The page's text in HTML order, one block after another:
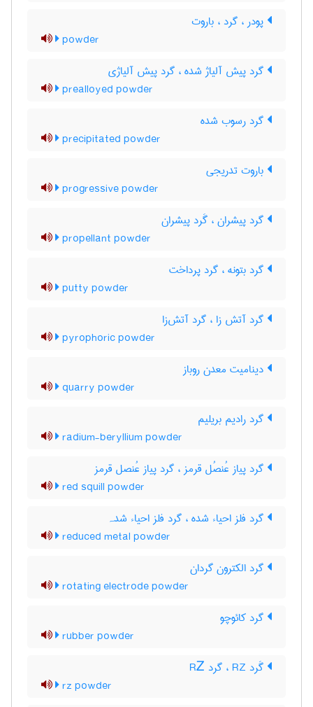
پودر ، گرد ، باروت
powder
گرد پیش آلیاژ شده ، گرد پیش آلیاژی
prealloyed powder
گرد رسوب شده
precipitated powder
باروت تدریجی
progressive powder
گرد پیشران ، گَرد پیشران
propellant powder
گرد بتونه ، گرد پرداخت
putty powder
گرد آتش زا ، گرد آتش‌زا
pyrophoric powder
دینامیت معدن روباز
quarry powder
گرد رادیم بریلیم
radium-beryllium powder
گرد پیاز عُنصُل قرمز ، گرد پیاز عُنصل قرمز
red squill powder
گرد فلز احیاء شده ، گرد فلز احیاء شدہ
reduced metal powder
گرد الکترون گردان
rotating electrode powder
گرد کائوچو
rubber powder
گَرد RZ ، گرد RᏃ
rz powder